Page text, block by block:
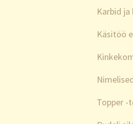
Karbid ja
Käsitöö
Topper -